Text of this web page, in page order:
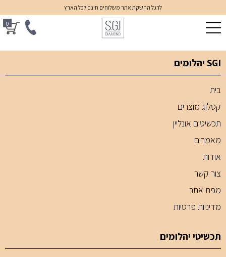
לרגל ההשקת אתר משלוחים חינם לכל הארץ
0
SGI יהלומים
בית
קטלוג מוצרים
תכשיטים אונליין
מאמרים
אודות
צור קשר
מפת אתר
מדיניות פרטיות
תכשיטי יהלומים